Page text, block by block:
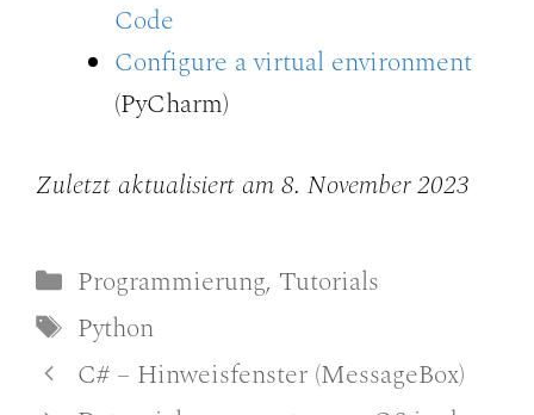
Code
Configure a virtual environment
(PyCharm)
Zuletzt aktualisiert am 8. November 2023
Kategorien
Programmierung, Tutorials
Schlagwörter
Python
C# – Hinweisfenster (MessageBox)